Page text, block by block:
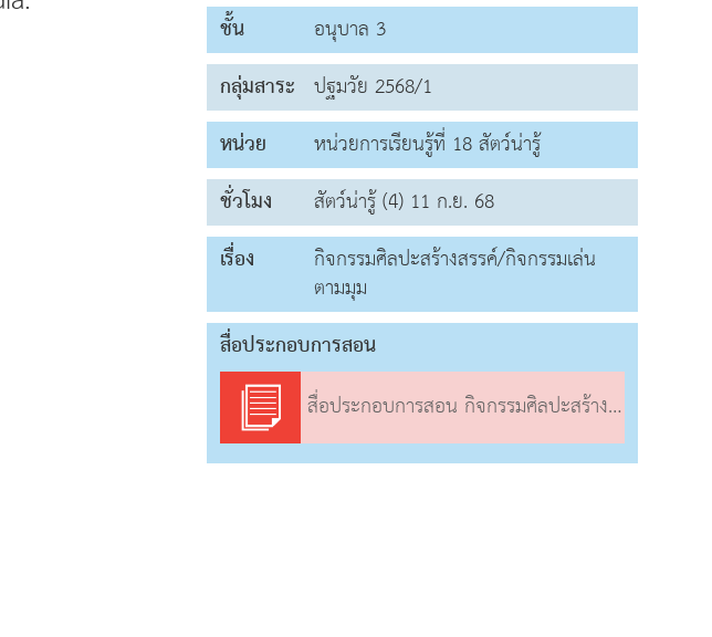
ชั้น
อนุบาล 3
กลุ่มสาระ ปฐมวัย 2568/1
หน่วย
หน่วยการเรียนรู้ที่ 18 สัตว์น่ารู้
ชั่วโมง
สัตว์น่ารู้ (4) 11 ก.ย. 68
เรื่อง
กิจกรรมศิลปะสร้างสรรค์/กิจกรรมเล่น
ตามมุม
สื่อประกอบการสอน
สื่อประกอบการสอน กิจกรรมศิลปะสร้างสรรค์/กิจกรรมเล่นตามมุม